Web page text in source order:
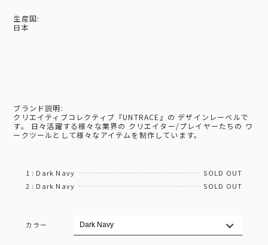
生産国:
日本
ブランド説明:
クリエイティブコレクティブ『UNTRACE』の デザインレーベルで
す。 日々活躍する様々な業界の クリエイター/プレイヤーたちの ワ
ークツールとして様々なアイテムを制作しています。
1 : Dark Navy
SOLD OUT
2 : Dark Navy
SOLD OUT
カラー